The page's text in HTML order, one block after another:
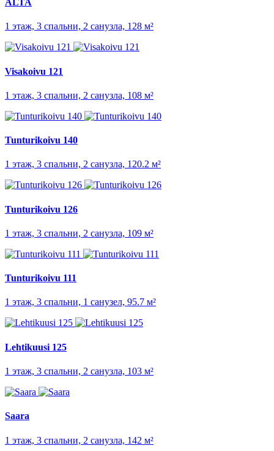
ALTA
1 этаж, 3 спальни, 2 санузла, 128 м²
Visakoivu 121
1 этаж, 3 спальни, 2 санузла, 108 м²
Tunturikoivu 140
1 этаж, 3 спальни, 2 санузла, 120.2 м²
Tunturikoivu 126
1 этаж, 3 спальни, 2 санузла, 109 м²
Tunturikoivu 111
1 этаж, 3 спальни, 1 санузел, 95.7 м²
Lehtikuusi 125
1 этаж, 3 спальни, 2 санузла, 103 м²
Saara
1 этаж, 3 спальни, 2 санузла, 142 м²